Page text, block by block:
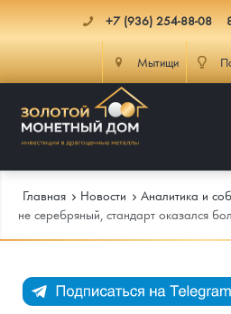
+7 (936) 254-88-08
Мытищи
Каталог Монет
Инфо
Главная Новости Аналитика и
не серебряный, стандарт оказался